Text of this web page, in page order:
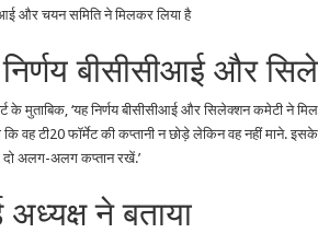
और चयन समिति ने मिलकर लिया है
बीसीसीआई और
के मुताबिक, ‘यह निर्णय बीसीसीआई और सिलेक्शन कमेटी ने
कि वह टी20 फॉर्मेट की कप्तानी न छोड़े लेकिन वह नहीं माने.
दो अलग-अलग कप्तान रखें.’
अध्यक्ष ने बताया